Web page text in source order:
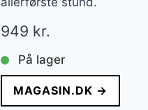
949 kr.
På lager
MAGASIN.DK →